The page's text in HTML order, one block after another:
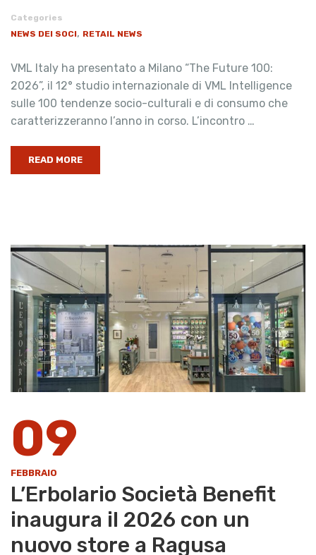
Categories
NEWS DEI SOCI, RETAIL NEWS
VML Italy ha presentato a Milano “The Future 100:
2026”, il 12° studio internazionale di VML Intelligence
sulle 100 tendenze socio-culturali e di consumo che
caratterizzeranno l’anno in corso. L’incontro …
READ MORE
09
FEBBRAIO
L’Erbolario Società Benefit
inaugura il 2026 con un
nuovo store a Ragusa